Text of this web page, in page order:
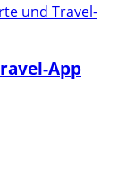
und Travel-
App